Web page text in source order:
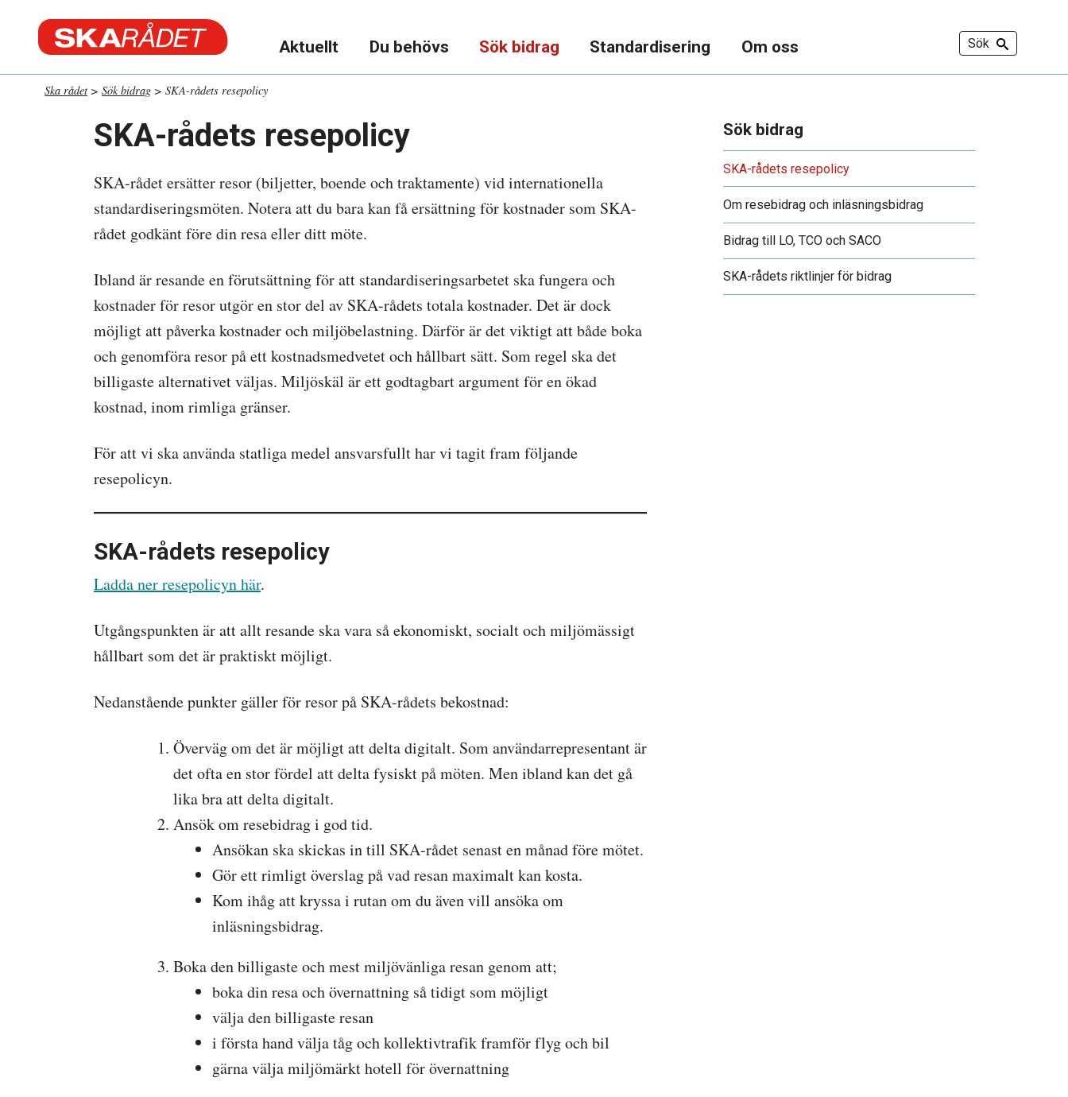
Aktuellt Du behövs Sök bidrag Standardisering Om oss Sök
Ska rådet > Sök bidrag > SKA-rådets resepolicy
SKA-rådets resepolicy
SKA-rådet ersätter resor (biljetter, boende och traktamente) vid internationella
standardiseringsmöten. Notera att du bara kan få ersättning för kostnader som SKA-
rådet godkänt före din resa eller ditt möte.
Ibland är resande en förutsättning för att standardiseringsarbetet ska fungera och
kostnader för resor utgör en stor del av SKA-rådets totala kostnader. Det är dock
möjligt att påverka kostnader och miljöbelastning. Därför är det viktigt att både boka
och genomföra resor på ett kostnadsmedvetet och hållbart sätt. Som regel ska det
billigaste alternativet väljas. Miljöskäl är ett godtagbart argument för en ökad
kostnad, inom rimliga gränser.
För att vi ska använda statliga medel ansvarsfullt har vi tagit fram följande
resepolicyn.
SKA-rådets resepolicy
Ladda ner resepolicyn här.
Utgångspunkten är att allt resande ska vara så ekonomiskt, socialt och miljömässigt
hållbart som det är praktiskt möjligt.
Nedanstående punkter gäller för resor på SKA-rådets bekostnad:
Överväg om det är möjligt att delta digitalt. Som användarrepresentant är
det ofta en stor fördel att delta fysiskt på möten. Men ibland kan det gå
lika bra att delta digitalt.
Ansök om resebidrag i god tid.
Ansökan ska skickas in till SKA-rådet senast en månad före mötet.
Gör ett rimligt överslag på vad resan maximalt kan kosta.
Kom ihåg att kryssa i rutan om du även vill ansöka om
inläsningsbidrag.
Boka den billigaste och mest miljövänliga resan genom att;
boka din resa och övernattning så tidigt som möjligt
välja den billigaste resan
i första hand välja tåg och kollektivtrafik framför flyg och bil
gärna välja miljömärkt hotell för övernattning
Sök bidrag
SKA-rådets resepolicy
Om rese­bidrag och inläsnings­bidrag
Bidrag till LO, TCO och SACO
SKA-rådets riktlinjer för bidrag